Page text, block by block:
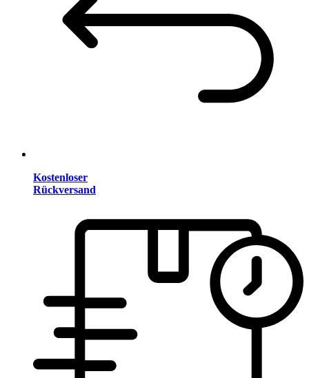
Kostenloser
Rückversand